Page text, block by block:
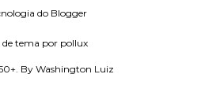
do Blogger
de tema por pollux
By Washington Luiz